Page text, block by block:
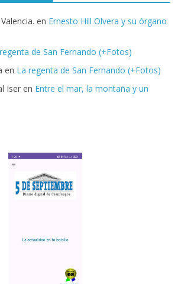
en Ernesto Hill Olvera y su órgano
de San Fernando (+Fotos)
en La regenta de San Fernando (+Fotos)
Iser en Entre el mar, la montaña y un